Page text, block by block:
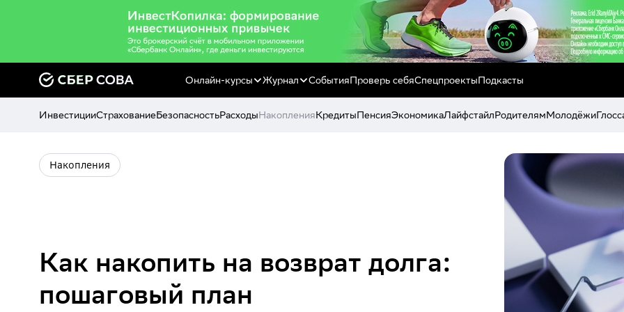
Онлайн-курсы Журнал СобытияПроверь себяСпецпроектыПодкасты
ИнвестицииСтрахованиеБезопасностьРасходыНакопленияКредитыПенсияЭкономикаЛайфстайлРодителямМолодёжи
Накопления
Как накопить на возврат долга:
пошаговый план